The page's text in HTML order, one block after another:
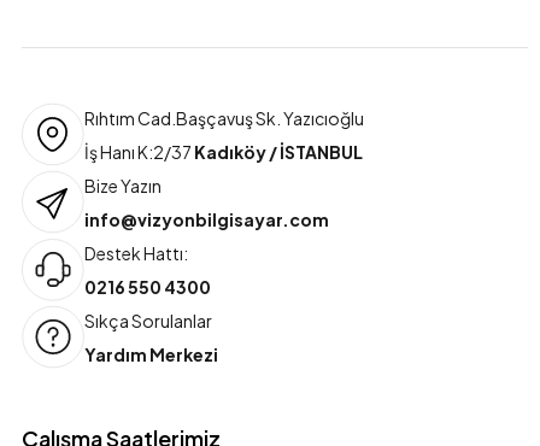
Rıhtım Cad.Başçavuş Sk. Yazıcıoğlu
İş Hanı K:2/37 Kadıköy / İSTANBUL
Bize Yazın
info@vizyonbilgisayar.com
Destek Hattı:
0216 550 4300
Sıkça Sorulanlar
Yardım Merkezi
Çalışma Saatlerimiz